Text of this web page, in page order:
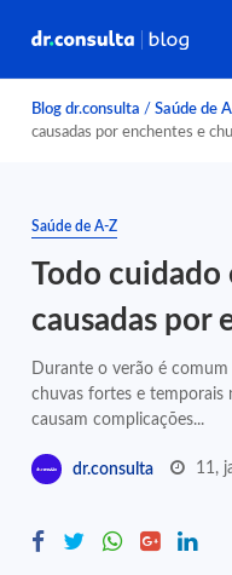
Blog dr.consulta / Saúde de
causadas por enchentes e
Saúde de A-Z
Todo cuidado
causadas por
Durante o verão é
chuvas fortes e temporais
causam complicações...
dr.consulta 11,